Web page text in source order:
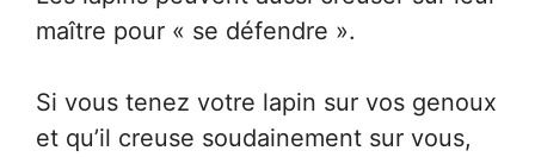
maître pour « se défendre ».
Si vous tenez votre lapin sur vos genoux
et qu’il creuse soudainement sur vous,